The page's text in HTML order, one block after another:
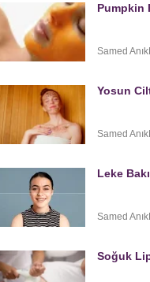
Pumpkin
Samed Anık
Yosun
Samed Anık
Leke
Samed Anık
Soğuk